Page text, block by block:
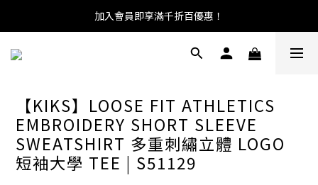
加入會員即享滿千折百優惠！
【KIKS】LOOSE FIT ATHLETICS
EMBROIDERY SHORT SLEEVE
SWEATSHIRT 多重刺繡立體 LOGO
短袖大學 TEE | S51129